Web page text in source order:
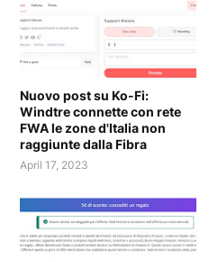
Nuovo post su Ko-Fi:
Windtre connette con rete
FWA le zone d'Italia non
raggiunte dalla Fibra
April 17, 2023